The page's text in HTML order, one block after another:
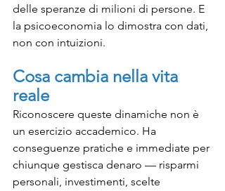
delle speranze di milioni di persone. E
la psicoeconomia lo dimostra con dati,
non con intuizioni.
Cosa cambia nella vita
reale
Riconoscere queste dinamiche non è
un esercizio accademico. Ha
conseguenze pratiche e immediate per
chiunque gestisca denaro — risparmi
personali, investimenti, scelte